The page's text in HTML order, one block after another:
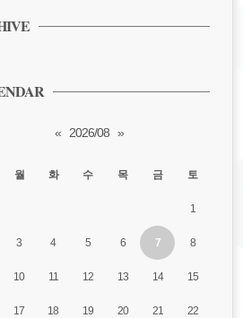
« 2026/08 »
월 화 수 목 금 토
1
3 4 5 6 7 8
10 11 12 13 14 15
17 18 19 20 21 22